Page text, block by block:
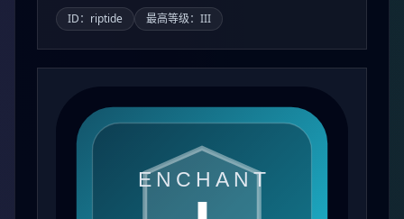
ID：riptide 最高等级：III